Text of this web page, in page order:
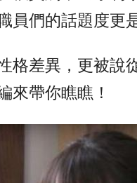
員們的話題度更
格差異，更被說
來帶你瞧瞧！